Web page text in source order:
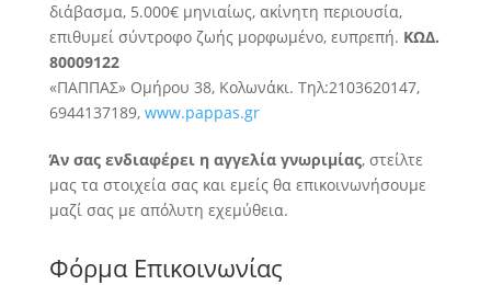
διάβασμα, 5.000€ μηνιαίως, ακίνητη περιουσία,
επιθυμεί σύντροφο ζωής μορφωμένο, ευπρεπή. ΚΩΔ.
80009122
«ΠΑΠΠΑΣ» Ομήρου 38, Κολωνάκι. Τηλ:2103620147,
6944137189, www.pappas.gr
Άν σας ενδιαφέρει η αγγελία γνωριμίας, στείλτε
μας τα στοιχεία σας και εμείς θα επικοινωνήσουμε
μαζί σας με απόλυτη εχεμύθεια.
Φόρμα Επικοινωνίας